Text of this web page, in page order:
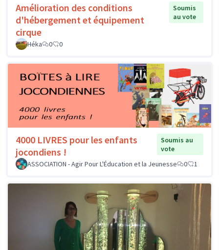
Amélioration des conditions
d'hébergement et équipement
cirque
Soumis
au vote
Héka 0 0
4000 LIVRES pour les enfants
jocondiens !
Soumis au
vote
ASSOCIATION - Agir Pour L'Éducation et la Jeunesse
0 1